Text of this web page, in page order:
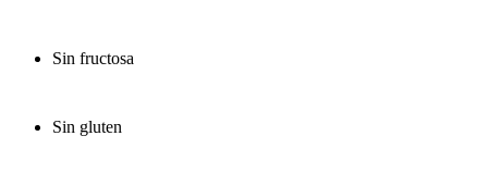
Sin fructosa
Sin gluten